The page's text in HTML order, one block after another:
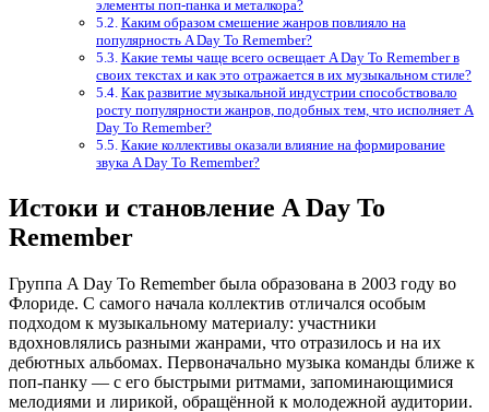
элементы поп-панка и металкора?
Каким образом смешение жанров повлияло на
популярность A Day To Remember?
Какие темы чаще всего освещает A Day To Remember в
своих текстах и как это отражается в их музыкальном стиле?
Как развитие музыкальной индустрии способствовало
росту популярности жанров, подобных тем, что исполняет A
Day To Remember?
Какие коллективы оказали влияние на формирование
звука A Day To Remember?
Истоки и становление A Day To
Remember
Группа A Day To Remember была образована в 2003 году во
Флориде. С самого начала коллектив отличался особым
подходом к музыкальному материалу: участники
вдохновлялись разными жанрами, что отразилось и на их
дебютных альбомах. Первоначально музыка команды ближе к
поп-панку — с его быстрыми ритмами, запоминающимися
мелодиями и лирикой, обращённой к молодежной аудитории.